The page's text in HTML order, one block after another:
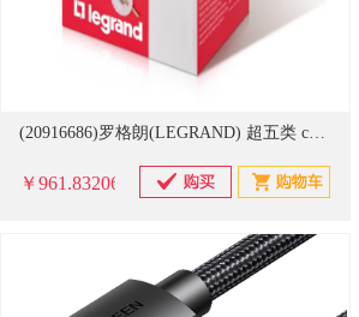
(20916686)罗格朗(LEGRAND) 超五类 cat5e百兆非屏蔽632711 网线(单位：箱)
￥961.832061